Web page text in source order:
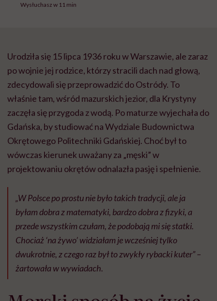
Wysłuchasz w 11 min
Urodziła się 15 lipca 1936 roku w Warszawie, ale zaraz
po wojnie jej rodzice, którzy stracili dach nad głową,
zdecydowali się przeprowadzić do Ostródy. To
właśnie tam, wśród mazurskich jezior, dla Krystyny
zaczęła się przygoda z wodą. Po maturze wyjechała do
Gdańska, by studiować na Wydziale Budownictwa
Okrętowego Politechniki Gdańskiej. Choć był to
wówczas kierunek uważany za „męski” w
projektowaniu okrętów odnalazła pasję i spełnienie.
„W Polsce po prostu nie było takich tradycji, ale ja
byłam dobra z matematyki, bardzo dobra z fizyki, a
przede wszystkim czułam, że podobają mi się statki.
Chociaż ‘na żywo’ widziałam je wcześniej tylko
dwukrotnie, z czego raz był to zwykły rybacki kuter”–
żartowała w wywiadach.